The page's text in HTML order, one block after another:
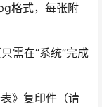
格式，每张附
需在“系统”完成
》复印件（请